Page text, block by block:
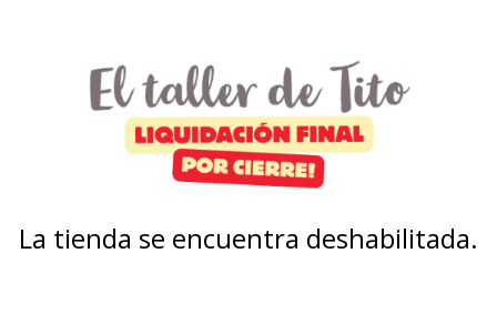
La tienda se encuentra deshabilitada.